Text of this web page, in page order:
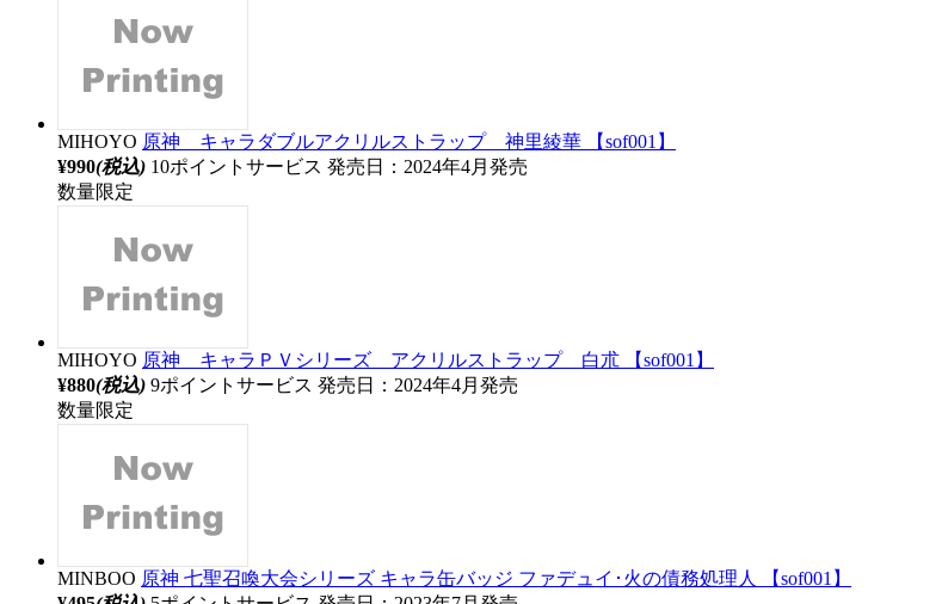
MIHOYO 原神 キャラダブルアクリルストラップ 神里綾華 【sof001】
¥990(税込) 10ポイントサービス 発売日：2024年4月発売
数量限定
MIHOYO 原神 キャラＰＶシリーズ アクリルストラップ 白朮 【sof001】
¥880(税込) 9ポイントサービス 発売日：2024年4月発売
数量限定
MINBOO 原神 七聖召喚大会シリーズ キャラ缶バッジ ファデュイ･火の債務処理人 【sof001】